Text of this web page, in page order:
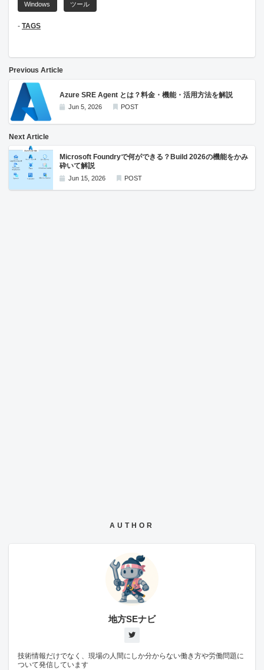
Windows ツール
TAGS
Previous Article
Azure SRE Agent とは？料金・機能・活用方法を解説
Jun 5, 2026 POST
Next Article
Microsoft Foundryで何ができる？Build 2026の機能をかみ
砕いて解説
Jun 15, 2026 POST
AUTHOR
地方SEナビ
技術情報だけでなく、現場の人間にしか分からない働き方や労働問題に
ついて発信しています